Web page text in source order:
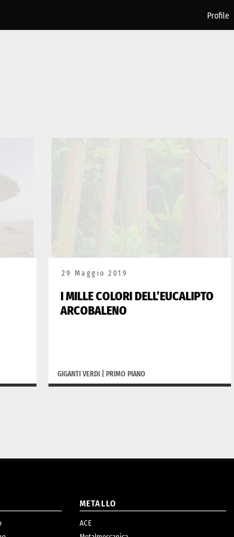
Profile
29 Maggio 2019
I MILLE COLORI DELL’EUCALIPTO
ARCOBALENO
GIGANTI VERDI PRIMO PIANO
METALLO
ACE